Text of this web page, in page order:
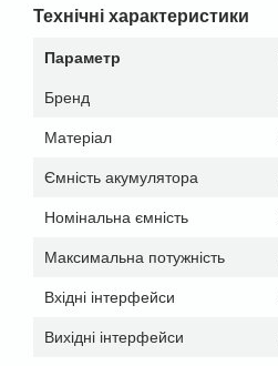
Технічні характеристики
Параметр
Бренд
Матеріал
Ємність акумулятора
Номінальна ємність
Максимальна потужність
Вхідні інтерфейси
Вихідні інтерфейси